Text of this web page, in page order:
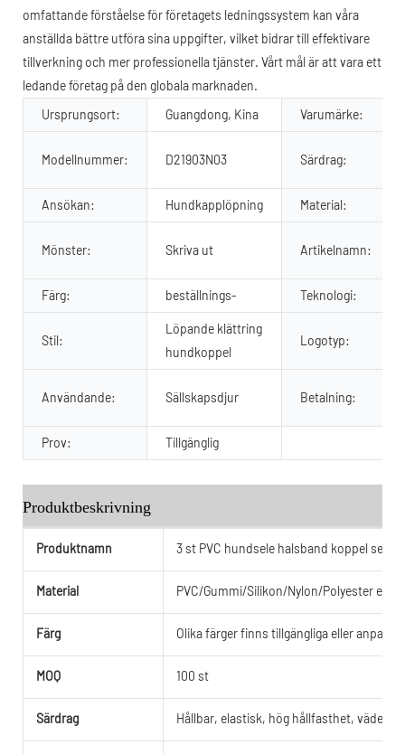
omfattande förståelse för företagets ledningssystem kan våra
anställda bättre utföra sina uppgifter, vilket bidrar till effektivare
tillverkning och mer professionella tjänster. Vårt mål är att vara ett
ledande företag på den globala marknaden.
Ursprungsort:
Guangdong, Kina Varumärke:
Modellnummer: D21903N03 Särdrag:
Ansökan: Hundkapplöpning Material:
Mönster: Skriva ut Artikelnamn:
Färg: beställnings- Teknologi:
Stil:
Löpande klättring
hundkoppel
Logotyp:
Användande: Sällskapsdjur Betalning:
Prov: Tillgänglig
Produktbeskrivning
Produktnamn 3 st PVC hundsele halsband koppel set
Material PVC/Gummi/Silikon/Nylon/Polyester eller
Färg Olika färger finns tillgängliga eller
MOQ 100 st
Särdrag Hållbar, elastisk, hög hållfasthet,